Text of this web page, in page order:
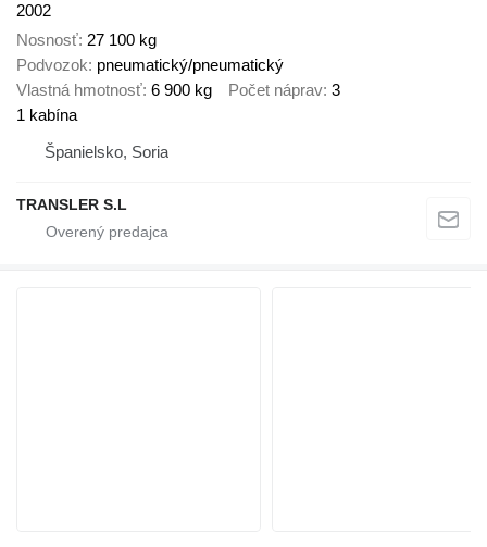
2002
Nosnosť 27 100 kg
Podvozok pneumatický/pneumatický
Vlastná hmotnosť 6 900 kg Počet náprav 3
1 kabína
Španielsko, Soria
TRANSLER S.L